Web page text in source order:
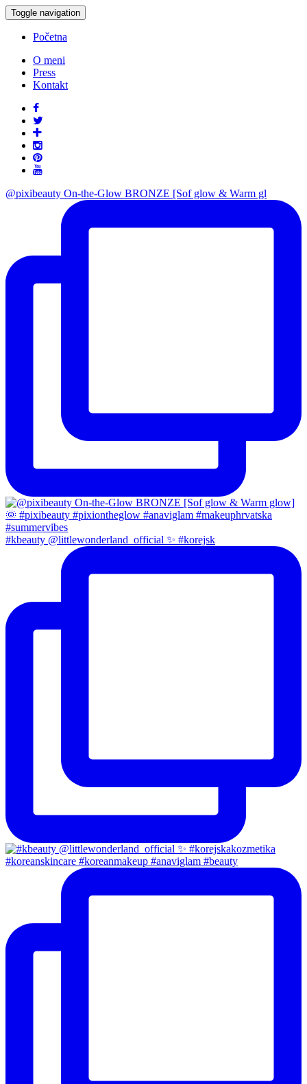
Toggle navigation
Početna
O meni
Press
Kontakt
@pixibeauty On-the-Glow BRONZE [Sof glow & Warm gl
#kbeauty @littlewonderland_official ✨ #korejsk